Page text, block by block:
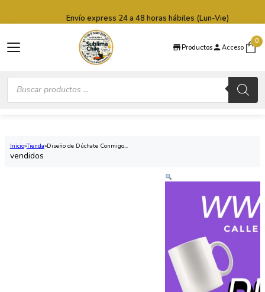
Productos Acceso
0
Búsqueda
productos
Envío express 24 a 48 horas hábiles (Lun-Vie)
Inicio Tienda Diseño de Dúchate Conmigo...
vendidos